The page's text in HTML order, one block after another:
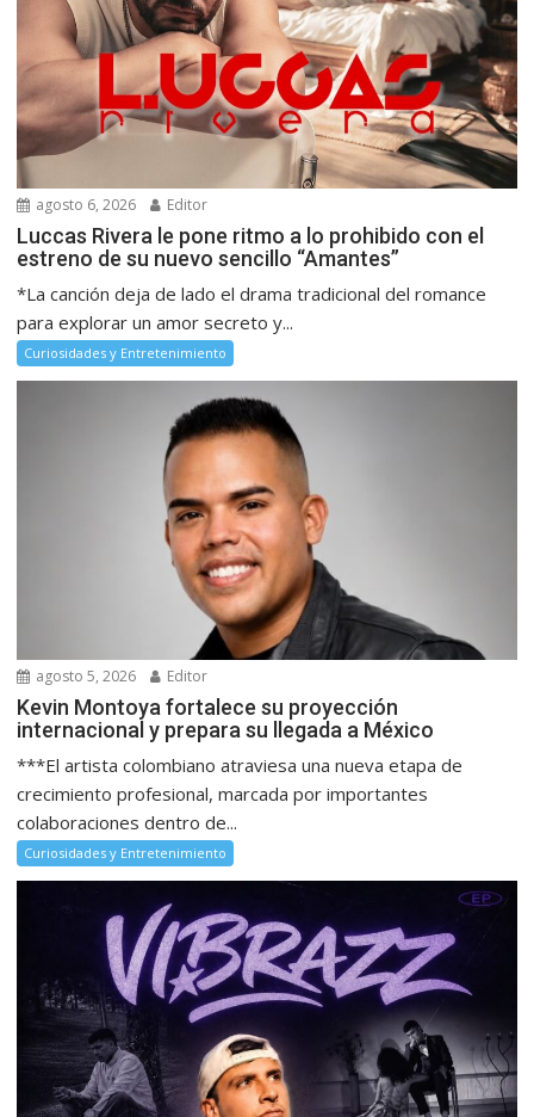
agosto 6, 2026 Editor
Luccas Rivera le pone ritmo a lo prohibido con el
estreno de su nuevo sencillo “Amantes”
*La canción deja de lado el drama tradicional del romance
para explorar un amor secreto y...
Curiosidades y Entretenimiento
agosto 5, 2026 Editor
Kevin Montoya fortalece su proyección
internacional y prepara su llegada a México
***El artista colombiano atraviesa una nueva etapa de
crecimiento profesional, marcada por importantes
colaboraciones dentro de...
Curiosidades y Entretenimiento